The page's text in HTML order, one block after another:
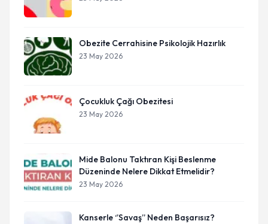
Obezite Cerrahisine Psikolojik Hazırlık
23 May 2026
Çocukluk Çağı Obezitesi
23 May 2026
Mide Balonu Taktıran Kişi Beslenme
Düzeninde Nelere Dikkat Etmelidir?
23 May 2026
Kanserle ‘’Savaş’’ Neden Başarısız?